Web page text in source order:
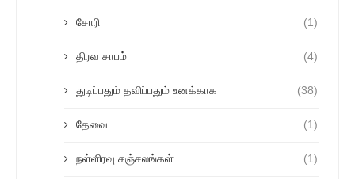
சோரி (1)
திரவ சாபம் (4)
துடிப்பதும் தவிப்பதும் உனக்காக (38)
தேவை (1)
நள்ளிரவு சஞ்சலங்கள் (1)